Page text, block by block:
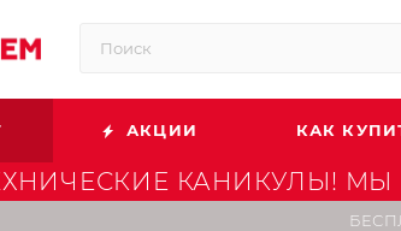
АКЦИИ КАК
КАНИКУЛЫ!